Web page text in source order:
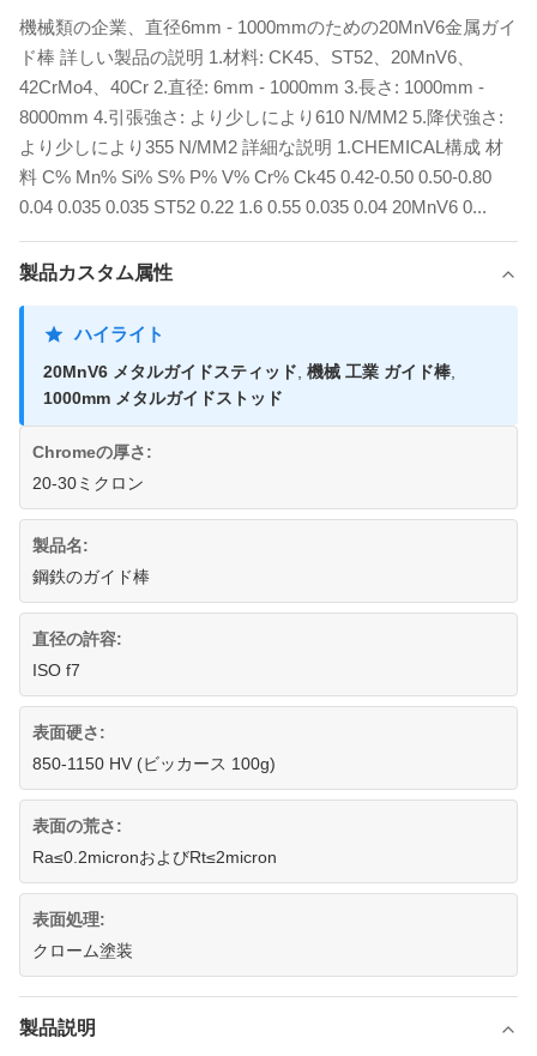
機械類の企業、直径6mm - 1000mmのための20MnV6金属ガイ
ド棒 詳しい製品の説明 1.材料: CK45、ST52、20MnV6、
42CrMo4、40Cr 2.直径: 6mm - 1000mm 3.長さ: 1000mm -
8000mm 4.引張強さ: より少しにより610 N/MM2 5.降伏強さ:
より少しにより355 N/MM2 詳細な説明 1.CHEMICAL構成 材
料 C% Mn% Si% S% P% V% Cr% Ck45 0.42-0.50 0.50-0.80
0.04 0.035 0.035 ST52 0.22 1.6 0.55 0.035 0.04 20MnV6 0...
製品カスタム属性
ハイライト
20MnV6 メタルガイドスティッド, 機械 工業 ガイド棒,
1000mm メタルガイドストッド
Chromeの厚さ:
20-30ミクロン
製品名:
鋼鉄のガイド棒
直径の許容:
ISO f7
表面硬さ:
850-1150 HV (ビッカース 100g)
表面の荒さ:
Ra≤0.2micronおよびRt≤2micron
表面処理:
クローム塗装
製品説明